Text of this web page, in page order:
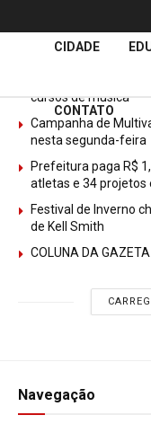
ÚltimasNotícias
cursos de música
Campanha de
nesta segunda-feira
Prefeitura paga R$
atletas e 34 projetos
Festival de Inverno
de Kell Smith
COLUNA DA GAZETA
Navegação
CIDADE
CONTATO